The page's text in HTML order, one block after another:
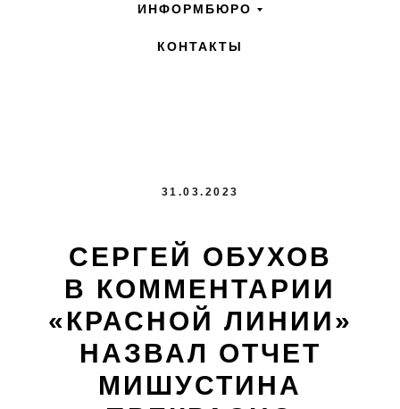
ИНФОРМБЮРО
КОНТАКТЫ
31.03.2023
СЕРГЕЙ ОБУХОВ
В КОММЕНТАРИИ
«КРАСНОЙ ЛИНИИ»
НАЗВАЛ ОТЧЕТ
МИШУСТИНА